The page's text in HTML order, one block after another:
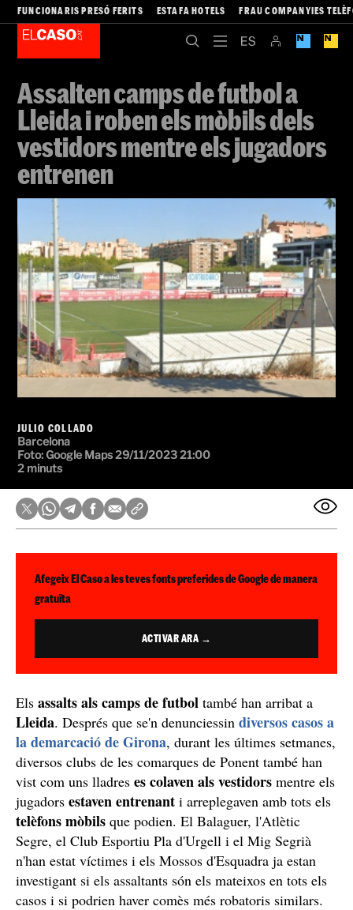
FUNCIONARIS PRESÓ FERITS ESTAFA HOTELS FRAU COMPANYIES
Assalten camps de futbol a
Lleida i roben els mòbils dels
vestidors mentre els jugadors
entrenen
JULIO COLLADO
Barcelona
Foto:Google Maps29/11/2023 21:00
2 minuts
Afegeix El Caso a les teves fonts preferides de Google de manera
gratuïta
ACTIVAR ARA →
Els assalts als camps de futbol també han arribat a
Lleida. Després que se'n denunciessin diversos casos a
la demarcació de Girona, durant les últimes setmanes,
diversos clubs de les comarques de Ponent també han
vist com uns lladres es colaven als vestidors mentre els
jugadors estaven entrenant i arreplegaven amb tots els
telèfons mòbils que podien. El Balaguer, l'Atlètic
Segre, el Club Esportiu Pla d'Urgell i el Mig Segrià
n'han estat víctimes i els Mossos d'Esquadra ja estan
investigant si els assaltants són els mateixos en tots els
casos i si podrien haver comès més robatoris similars.